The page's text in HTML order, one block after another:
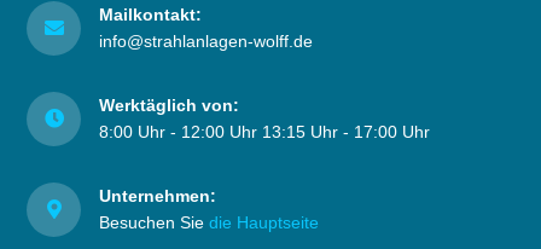
Mailkontakt:
info@strahlanlagen-wolff.de
Werktäglich von:
8:00 Uhr - 12:00 Uhr 13:15 Uhr - 17:00 Uhr
Unternehmen:
Besuchen Siedie Hauptseite